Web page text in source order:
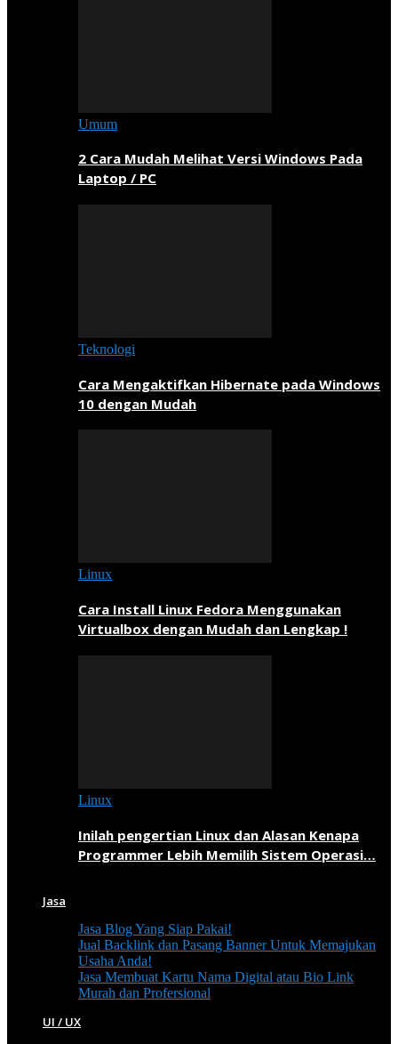
Umum
2 Cara Mudah Melihat Versi Windows Pada
Laptop / PC
Teknologi
Cara Mengaktifkan Hibernate pada Windows
10 dengan Mudah
Linux
Cara Install Linux Fedora Menggunakan
Virtualbox dengan Mudah dan Lengkap !
Linux
Inilah pengertian Linux dan Alasan Kenapa
Programmer Lebih Memilih Sistem Operasi…
Jasa
Jasa Blog Yang Siap Pakai!
Jual Backlink dan Pasang Banner Untuk Memajukan
Usaha Anda!
Jasa Membuat Kartu Nama Digital atau Bio Link
Murah dan Profersional
UI / UX